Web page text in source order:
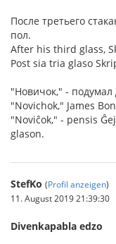
После третьего
пол.
After his third glass,
Post sia tria glaso
"Новичок," -
"Novichok," James
"Noviĉok," - pensis
glason.
StefKo (Profil anzeigen)
11. August 2019 21:39:30
Divenkapabla edzo